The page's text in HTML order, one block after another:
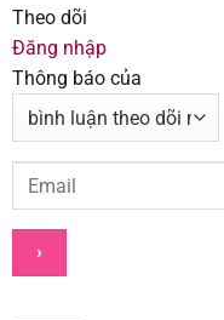
Theo dõi
Đăng nhập
Thông báo của